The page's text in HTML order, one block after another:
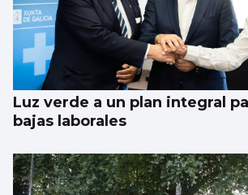
Taparse la boca, amarilla
Luz verde a un plan integral
bajas laborales